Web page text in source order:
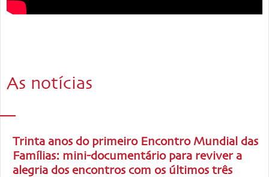
As notícias
Trinta anos do primeiro Encontro Mundial das
Famílias: mini-documentário para reviver a
alegria dos encontros com os últimos três